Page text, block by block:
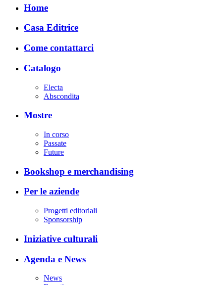
Home
Casa Editrice
Come contattarci
Catalogo
Electa
Abscondita
Mostre
In corso
Passate
Future
Bookshop e merchandising
Per le aziende
Progetti editoriali
Sponsorship
Iniziative culturali
Agenda e News
News